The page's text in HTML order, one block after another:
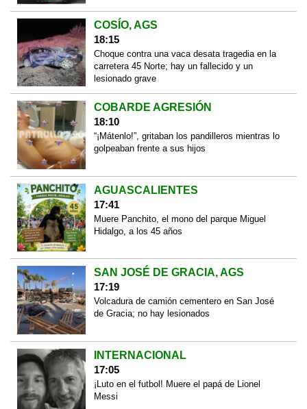
COSÍO, AGS
18:15
Choque contra una vaca desata tragedia en la
carretera 45 Norte; hay un fallecido y un
lesionado grave
COBARDE AGRESIÓN
18:10
“¡Mátenlo!”, gritaban los pandilleros mientras lo
golpeaban frente a sus hijos
AGUASCALIENTES
17:41
Muere Panchito, el mono del parque Miguel
Hidalgo, a los 45 años
SAN JOSÉ DE GRACIA, AGS
17:19
Volcadura de camión cementero en San José
de Gracia; no hay lesionados
INTERNACIONAL
17:05
¡Luto en el futbol! Muere el papá de Lionel
Messi